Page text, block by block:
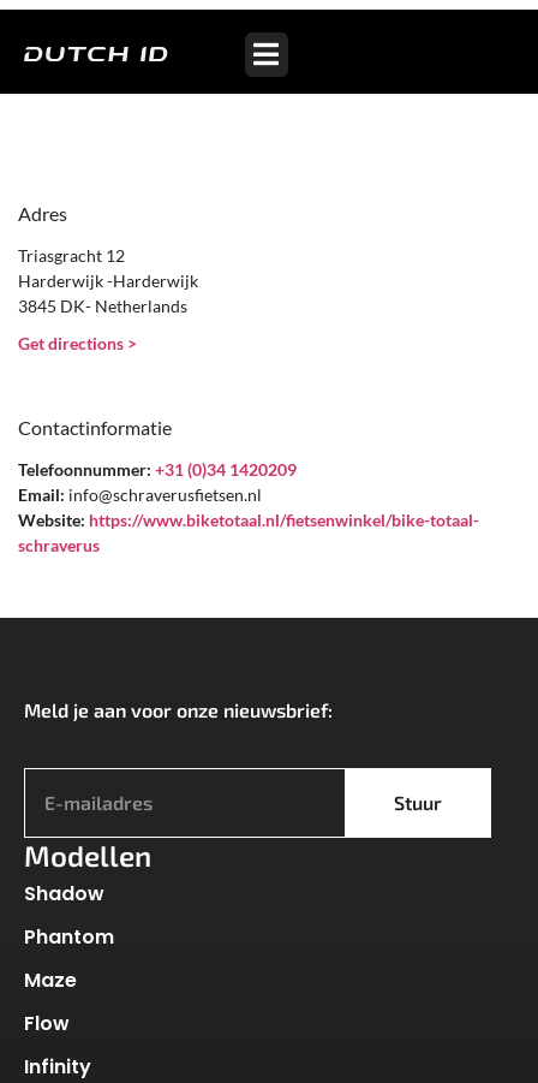
Bike Totaal Schraverus – SP
Adres
Triasgracht 12
Harderwijk -Harderwijk
3845 DK- Netherlands
Get directions >
Contactinformatie
Telefoonnummer: +31 (0)34 1420209
Email: info@schraverusfietsen.nl
Website: https://www.biketotaal.nl/fietsenwinkel/bike-totaal-
schraverus
Meld je aan voor onze nieuwsbrief:
Stuur
Modellen
Shadow
Phantom
Maze
Flow
Infinity